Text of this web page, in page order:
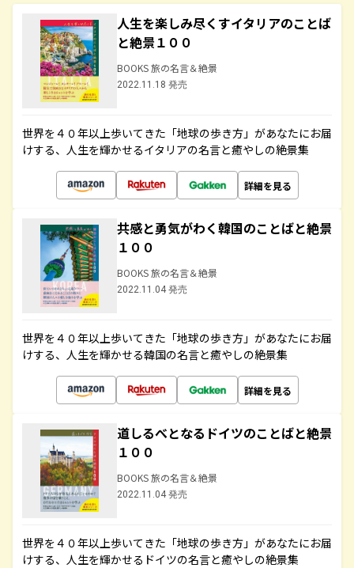
人生を楽しみ尽くすイタリアのことば
と絶景１００
BOOKS 旅の名言＆絶景
2022.11.18 発売
世界を４０年以上歩いてきた「地球の歩き方」があなたにお届
けする、人生を輝かせるイタリアの名言と癒やしの絶景集
詳細を見る
共感と勇気がわく韓国のことばと絶景
１００
BOOKS 旅の名言＆絶景
2022.11.04 発売
世界を４０年以上歩いてきた「地球の歩き方」があなたにお届
けする、人生を輝かせる韓国の名言と癒やしの絶景集
詳細を見る
道しるべとなるドイツのことばと絶景
１００
BOOKS 旅の名言＆絶景
2022.11.04 発売
世界を４０年以上歩いてきた「地球の歩き方」があなたにお届
けする、人生を輝かせるドイツの名言と癒やしの絶景集